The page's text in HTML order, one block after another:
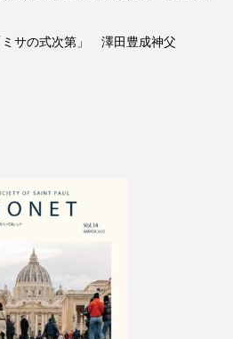
サの式次第」 澤田豊成神父